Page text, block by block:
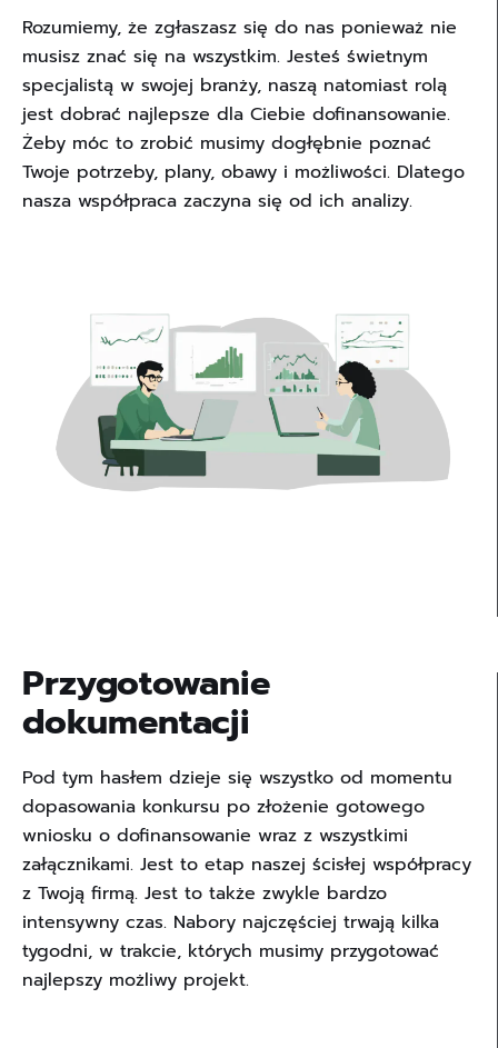
Rozumiemy, że zgłaszasz się do nas ponieważ nie
musisz znać się na wszystkim. Jesteś świetnym
specjalistą w swojej branży, naszą natomiast rolą
jest dobrać najlepsze dla Ciebie dofinansowanie.
Żeby móc to zrobić musimy dogłębnie poznać
Twoje potrzeby, plany, obawy i możliwości. Dlatego
nasza współpraca zaczyna się od ich analizy.
Przygotowanie
dokumentacji
Pod tym hasłem dzieje się wszystko od momentu
dopasowania konkursu po złożenie gotowego
wniosku o dofinansowanie wraz z wszystkimi
załącznikami. Jest to etap naszej ścisłej współpracy
z Twoją firmą. Jest to także zwykle bardzo
intensywny czas. Nabory najczęściej trwają kilka
tygodni, w trakcie, których musimy przygotować
najlepszy możliwy projekt.